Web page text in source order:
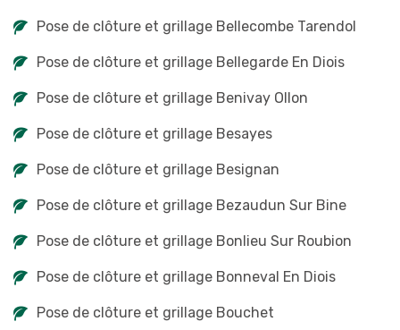
Pose de clôture et grillage Bellecombe Tarendol
Pose de clôture et grillage Bellegarde En Diois
Pose de clôture et grillage Benivay Ollon
Pose de clôture et grillage Besayes
Pose de clôture et grillage Besignan
Pose de clôture et grillage Bezaudun Sur Bine
Pose de clôture et grillage Bonlieu Sur Roubion
Pose de clôture et grillage Bonneval En Diois
Pose de clôture et grillage Bouchet